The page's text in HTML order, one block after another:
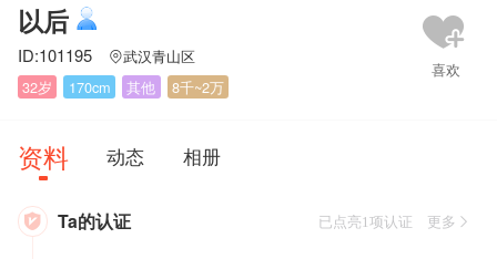
以后
ID:101195 武汉青山区
32岁
170cm 其他 8千~2万
资料 动态 相册
 Ta的认证 已点亮1项认证 更多